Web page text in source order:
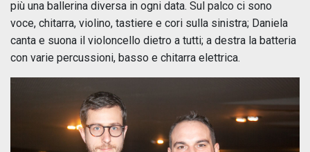
più una ballerina diversa in ogni data. Sul palco ci sono
voce, chitarra, violino, tastiere e cori sulla sinistra; Daniela
canta e suona il violoncello dietro a tutti; a destra la batteria
con varie percussioni, basso e chitarra elettrica.